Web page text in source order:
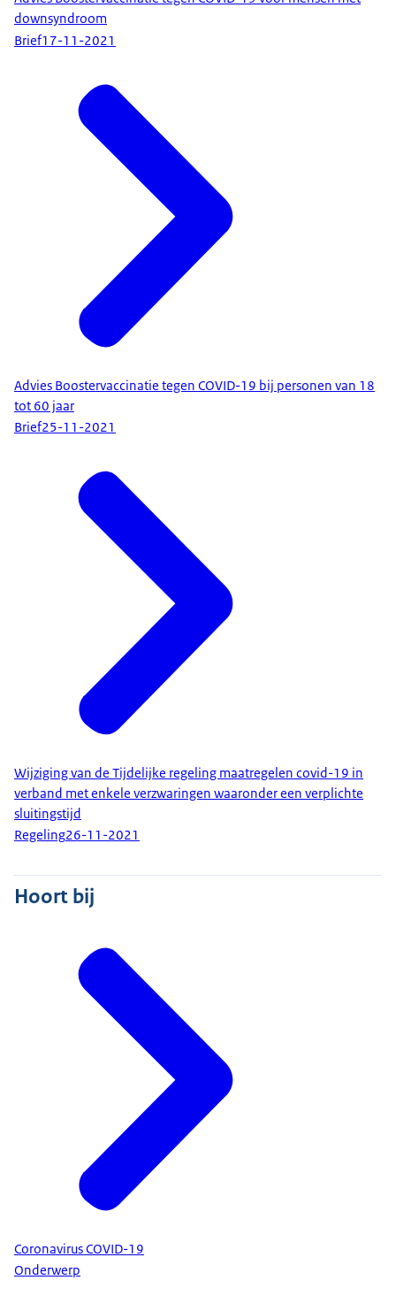
downsyndroom
Brief17-11-2021
Advies Boostervaccinatie tegen COVID-19 bij personen van 18
tot 60 jaar
Brief25-11-2021
Wijziging van de Tijdelijke regeling maatregelen covid-19 in
verband met enkele verzwaringen waaronder een verplichte
sluitingstijd
Regeling26-11-2021
Hoort bij
Coronavirus COVID-19
Onderwerp